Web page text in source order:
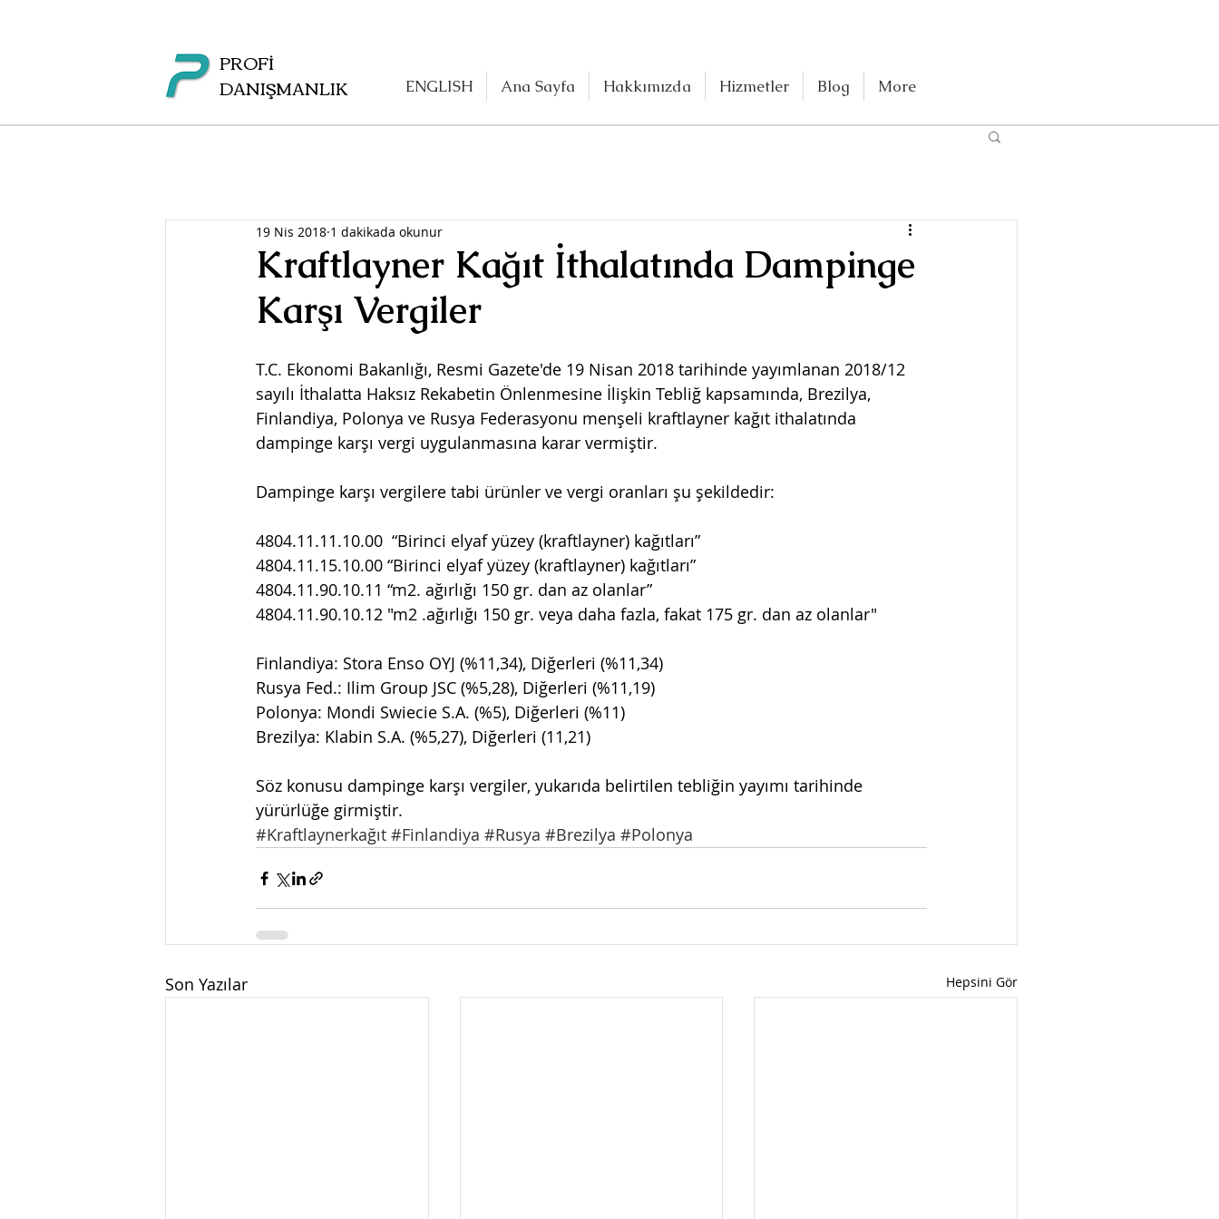
PROFİ
DANIŞMANLIK
ENGLISH Ana Sayfa Hakkımızda Hizmetler Blog More
Kraftlayner Kağıt İthalatında Dampinge
Karşı Vergiler
19 Nis 2018 1 dakikada okunur
T.C. Ekonomi Bakanlığı, Resmi Gazete'de 19 Nisan 2018 tarihinde yayımlanan 2018/12
sayılı İthalatta Haksız Rekabetin Önlenmesine İlişkin Tebliğ kapsamında, Brezilya,
Finlandiya, Polonya ve Rusya Federasyonu menşeli kraftlayner kağıt ithalatında
dampinge karşı vergi uygulanmasına karar vermiştir.
Dampinge karşı vergilere tabi ürünler ve vergi oranları şu şekildedir:
4804.11.11.10.00  “Birinci elyaf yüzey (kraftlayner) kağıtları”
4804.11.15.10.00 “Birinci elyaf yüzey (kraftlayner) kağıtları”
4804.11.90.10.11 “m2. ağırlığı 150 gr. dan az olanlar”
4804.11.90.10.12 "m2 .ağırlığı 150 gr. veya daha fazla, fakat 175 gr. dan az olanlar"
Finlandiya: Stora Enso OYJ (%11,34), Diğerleri (%11,34)
Rusya Fed.: Ilim Group JSC (%5,28), Diğerleri (%11,19)
Polonya: Mondi Swiecie S.A. (%5), Diğerleri (%11)
Brezilya: Klabin S.A. (%5,27), Diğerleri (11,21)
Söz konusu dampinge karşı vergiler, yukarıda belirtilen tebliğin yayımı tarihinde
yürürlüğe girmiştir.
#Kraftlaynerkağıt #Finlandiya #Rusya #Brezilya #Polonya
Son Yazılar Hepsini Gör